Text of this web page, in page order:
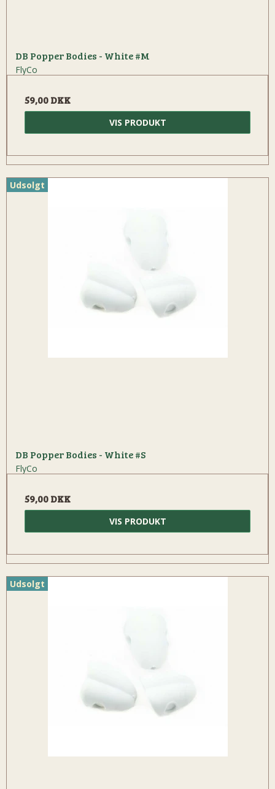
DB Popper Bodies - White #M
FlyCo
59,00 DKK
VIS PRODUKT
Udsolgt
DB Popper Bodies - White #S
FlyCo
59,00 DKK
VIS PRODUKT
Udsolgt